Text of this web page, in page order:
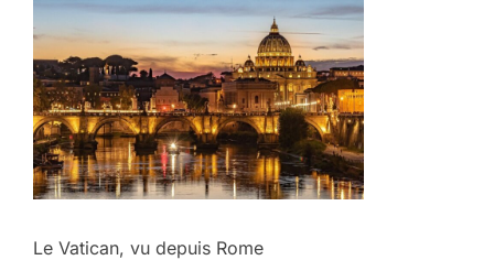
Le Vatican, vu depuis Rome